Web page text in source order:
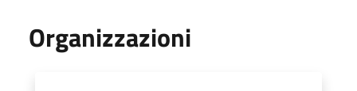
Organizzazioni